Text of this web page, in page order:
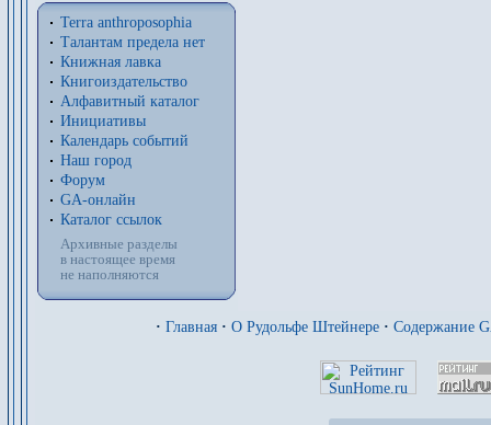
Terra anthroposophia
Талантам предела нет
Книжная лавка
Книгоиздательство
Алфавитный каталог
Инициативы
Календарь событий
Наш город
Форум
GA-онлайн
Каталог ссылок
Архивные разделы
в настоящее время
не наполняются
· Главная · О Рудольфе Штейнере · Содержание